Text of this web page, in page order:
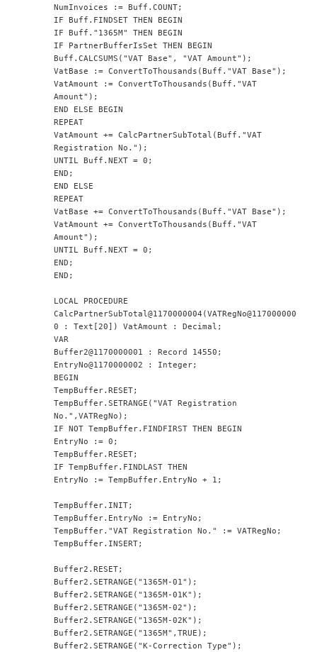
NumInvoices := Buff.COUNT;
IF Buff.FINDSET THEN BEGIN
IF Buff."1365M" THEN BEGIN
IF PartnerBufferIsSet THEN BEGIN
Buff.CALCSUMS("VAT Base", "VAT Amount");
VatBase := ConvertToThousands(Buff."VAT Base");
VatAmount := ConvertToThousands(Buff."VAT
Amount");
END ELSE BEGIN
REPEAT
VatAmount += CalcPartnerSubTotal(Buff."VAT
Registration No.");
UNTIL Buff.NEXT = 0;
END;
END ELSE
REPEAT
VatBase += ConvertToThousands(Buff."VAT Base");
VatAmount += ConvertToThousands(Buff."VAT
Amount");
UNTIL Buff.NEXT = 0;
END;
END;
LOCAL PROCEDURE
CalcPartnerSubTotal@1170000004(VATRegNo@117000000
0 : Text[20]) VatAmount : Decimal;
VAR
Buffer2@1170000001 : Record 14550;
EntryNo@1170000002 : Integer;
BEGIN
TempBuffer.RESET;
TempBuffer.SETRANGE("VAT Registration
No.",VATRegNo);
IF NOT TempBuffer.FINDFIRST THEN BEGIN
EntryNo := 0;
TempBuffer.RESET;
IF TempBuffer.FINDLAST THEN
EntryNo := TempBuffer.EntryNo + 1;
TempBuffer.INIT;
TempBuffer.EntryNo := EntryNo;
TempBuffer."VAT Registration No." := VATRegNo;
TempBuffer.INSERT;
Buffer2.RESET;
Buffer2.SETRANGE("1365M-01");
Buffer2.SETRANGE("1365M-01K");
Buffer2.SETRANGE("1365M-02");
Buffer2.SETRANGE("1365M-02K");
Buffer2.SETRANGE("1365M",TRUE);
Buffer2.SETRANGE("K-Correction Type");